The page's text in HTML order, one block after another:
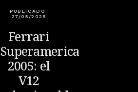
PUBLICADO:
27/05/2025
Ferrari
Superamerica
2005: el
V12